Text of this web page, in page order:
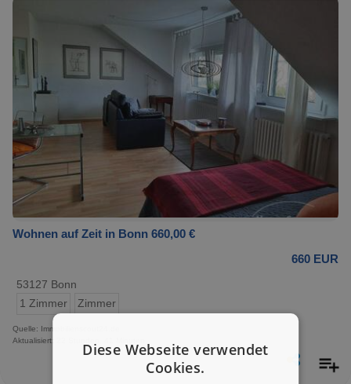
Wohnen auf Zeit in Bonn 660,00 €
660 EUR
53127 Bonn
1 Zimmer
Zimmer
Quelle: Immobilienscout24.de
Aktualisiert: 22 Stunden, 41 MinutenDiese Webseite verwendet
Cookies.